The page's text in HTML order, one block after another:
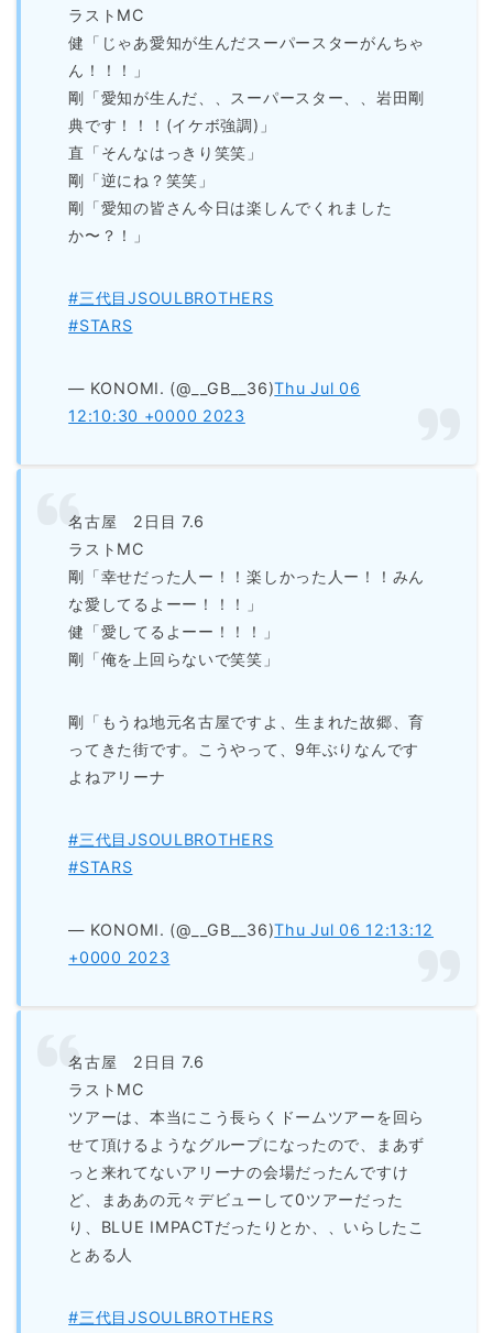
ラストMC
健「じゃあ愛知が生んだスーパースターがんちゃ
ん！！！」
剛「愛知が生んだ、、スーパースター、、岩田剛
典です！！！(イケボ強調)」
直「そんなはっきり笑笑」
剛「逆にね？笑笑」
剛「愛知の皆さん今日は楽しんでくれました
か〜？！」
#三代目JSOULBROTHERS
#STARS
— KONOMI. (@__GB__36)Thu Jul 06
12:10:30 +0000 2023
名古屋 2日目 7.6
ラストMC
剛「幸せだった人ー！！楽しかった人ー！！みん
な愛してるよーー！！！」
健「愛してるよーー！！！」
剛「俺を上回らないで笑笑」
剛「もうね地元名古屋ですよ、生まれた故郷、育
ってきた街です。こうやって、9年ぶりなんです
よねアリーナ
#三代目JSOULBROTHERS
#STARS
— KONOMI. (@__GB__36)Thu Jul 06 12:13:12
+0000 2023
名古屋 2日目 7.6
ラストMC
ツアーは、本当にこう長らくドームツアーを回ら
せて頂けるようなグループになったので、まあず
っと来れてないアリーナの会場だったんですけ
ど、まああの元々デビューして0ツアーだった
り、BLUE IMPACTだったりとか、、いらしたこ
とある人
#三代目JSOULBROTHERS